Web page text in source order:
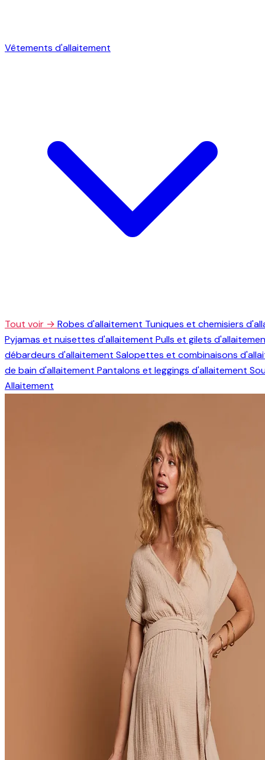
Vêtements d'allaitement
Tout voir → Robes d'allaitement Tuniques et chemisiers
Pyjamas et nuisettes d'allaitement Pulls et gilets
débardeurs d'allaitement Salopettes et combinaisons
de bain d'allaitement Pantalons et leggings d'allaitement
Allaitement